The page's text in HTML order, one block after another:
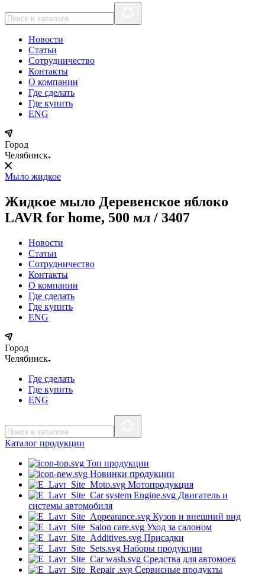
Новости
Статьи
Сотрудничество
Контакты
О компании
Где сделать
Где купить
ENG
Город
Челябинск
Мыло жидкое
Жидкое мыло Деревенское яблоко
LAVR for home, 500 мл / 3407
Новости
Статьи
Сотрудничество
Контакты
О компании
Где сделать
Где купить
ENG
Город
Челябинск
Где сделать
Где купить
ENG
Каталог продукции
Топ продукции
Новинки продукции
Мотопродукция
Двигатель и
системы автомобиля
Кузов и внешний вид
Уход за салоном
Присадки
Наборы продукции
Средства для автомоек
Сервисные продукты